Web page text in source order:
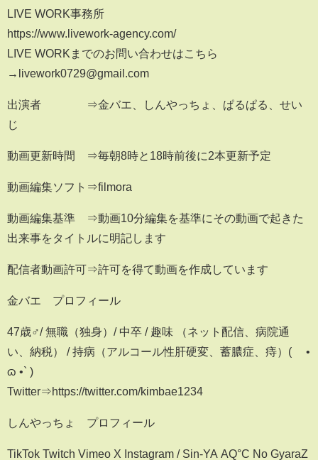
LIVE WORK事務所
https://www.livework-agency.com/
LIVE WORKまでのお問い合わせはこちら
→livework0729@gmail.com
出演者 ⇒金バエ、しんやっちょ、ぱるぱる、せい
じ
動画更新時間 ⇒毎朝8時と18時前後に2本更新予定
動画編集ソフト⇒filmora
動画編集基準 ⇒動画10分編集を基準にその動画で起きた
出来事をタイトルに明記します
配信者動画許可⇒許可を得て動画を作成しています
金バエ プロフィール
47歳♂/ 無職（独身）/ 中卒 / 趣味 （ネット配信、病院通
い、納税） / 持病（アルコール性肝硬変、蓄膿症、痔）( ´•
ɷ •` )
Twitter⇒https://twitter.com/kimbae1234
しんやっちょ プロフィール
TikTok Twitch Vimeo X Instagram / Sin-YA AQ°C No GyaraZ